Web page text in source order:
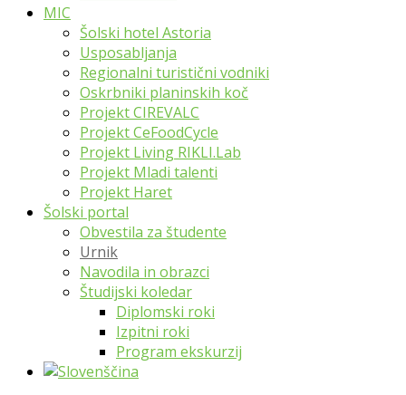
MIC
Šolski hotel Astoria
Usposabljanja
Regionalni turistični vodniki
Oskrbniki planinskih koč
Projekt CIREVALC
Projekt CeFoodCycle
Projekt Living RIKLI.Lab
Projekt Mladi talenti
Projekt Haret
Šolski portal
Obvestila za študente
Urnik
Navodila in obrazci
Študijski koledar
Diplomski roki
Izpitni roki
Program ekskurzij